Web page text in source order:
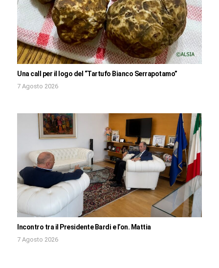
Una call per il logo del “Tartufo Bianco Serrapotamo”
7 Agosto 2026
Incontro tra il Presidente Bardi e l’on. Mattia
7 Agosto 2026